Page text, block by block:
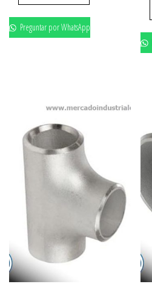
Preguntar por WhatsApp